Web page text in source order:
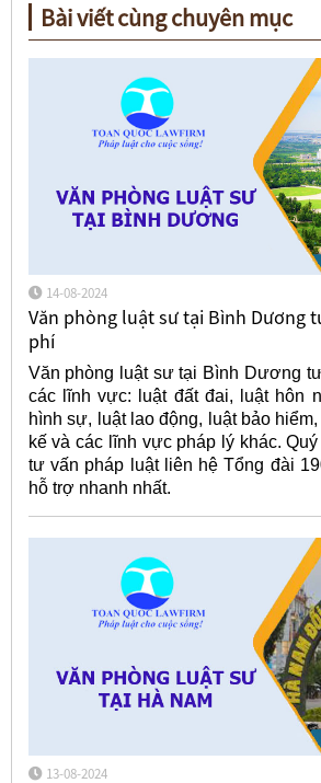
Bài viết cùng chuyên mục
14-08-2024
Văn phòng luật sư tại Bình Dương
phí
Văn phòng luật sư tại Bình Dương
các lĩnh vực: luật đất đai, luật hôn
hình sự, luật lao động, luật bảo
kế và các lĩnh vực pháp lý khác.
tư vấn pháp luật liên hệ Tổng đài
hỗ trợ nhanh nhất.
13-08-2024